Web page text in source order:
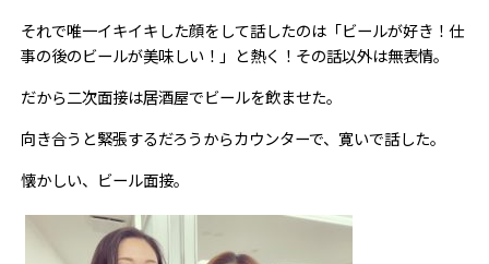
それで唯一イキイキした顔をして話したのは「ビールが好き！仕
事の後のビールが美味しい！」と熱く！その話以外は無表情。
だから二次面接は居酒屋でビールを飲ませた。
向き合うと緊張するだろうからカウンターで、寛いで話した。
懐かしい、ビール面接。